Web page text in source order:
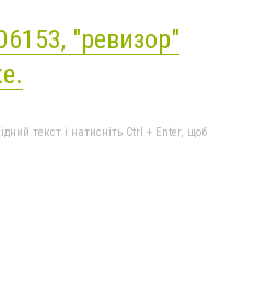
"ревизор"
текст і натисніть Ctrl + Enter, щоб